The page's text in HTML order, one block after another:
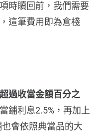
時贖回前，我們需要
這筆費用即為倉棧
過收當金額百分之
鋪利息2.5%，再加上
會依照典當品的大